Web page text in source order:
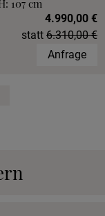
107 cm
4.990,00 €
statt 6.310,00 €
Anfrage